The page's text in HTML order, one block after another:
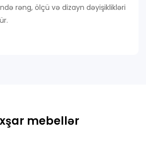
rəng, ölçü və dizayn dəyişiklikləri
mebellər